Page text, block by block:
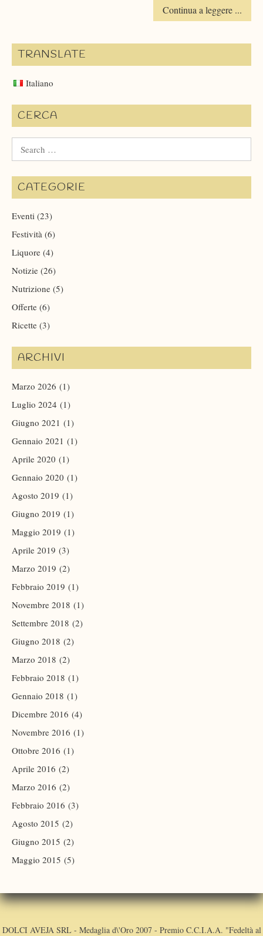
Continua a leggere ...
TRANSLATE
Italiano
CERCA
for:
CATEGORIE
Eventi (23)
Festività (6)
Liquore (4)
Notizie (26)
Nutrizione (5)
Offerte (6)
Ricette (3)
ARCHIVI
Marzo 2026 (1)
Luglio 2024 (1)
Giugno 2021 (1)
Gennaio 2021 (1)
Aprile 2020 (1)
Gennaio 2020 (1)
Agosto 2019 (1)
Giugno 2019 (1)
Maggio 2019 (1)
Aprile 2019 (3)
Marzo 2019 (2)
Febbraio 2019 (1)
Novembre 2018 (1)
Settembre 2018 (2)
Giugno 2018 (2)
Marzo 2018 (2)
Febbraio 2018 (1)
Gennaio 2018 (1)
Dicembre 2016 (4)
Novembre 2016 (1)
Ottobre 2016 (1)
Aprile 2016 (2)
Marzo 2016 (2)
Febbraio 2016 (3)
Agosto 2015 (2)
Giugno 2015 (2)
Maggio 2015 (5)
DOLCI AVEJA SRL - Medaglia d\'Oro 2007 - Premio C.C.I.A.A. "Fedeltà al